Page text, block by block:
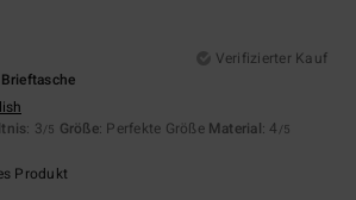
Verifizierter Kauf
: 3/5 Größe: Perfekte Größe Material: 4 /5
Produkt